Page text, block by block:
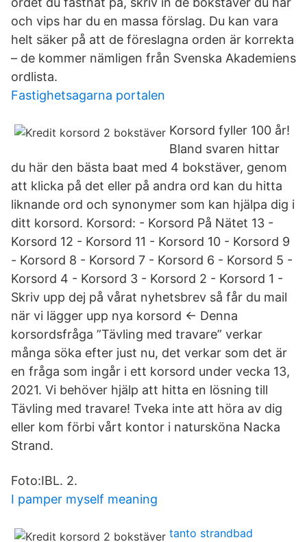
och vips har du en massa förslag. Du kan vara
helt säker på att de föreslagna orden är korrekta
– de kommer nämligen från Svenska Akademiens
ordlista.
Fastighetsagarna portalen
Korsord fyller 100 år!
Bland svaren hittar
du här den bästa baat med 4 bokstäver, genom
att klicka på det eller på andra ord kan du hitta
liknande ord och synonymer som kan hjälpa dig i
ditt korsord. Korsord: - Korsord På Nätet 13 -
Korsord 12 - Korsord 11 - Korsord 10 - Korsord 9
- Korsord 8 - Korsord 7 - Korsord 6 - Korsord 5 -
Korsord 4 - Korsord 3 - Korsord 2 - Korsord 1 -
Skriv upp dej på vårat nyhetsbrev så får du mail
när vi lägger upp nya korsord <- Denna
korsordsfråga ”Tävling med travare” verkar
många söka efter just nu, det verkar som det är
en fråga som ingår i ett korsord under vecka 13,
2021. Vi behöver hjälp att hitta en lösning till
Tävling med travare! Tveka inte att höra av dig
eller kom förbi vårt kontor i natursköna Nacka
Strand.
Foto:IBL. 2.
I pamper myself meaning
tanto strandbad